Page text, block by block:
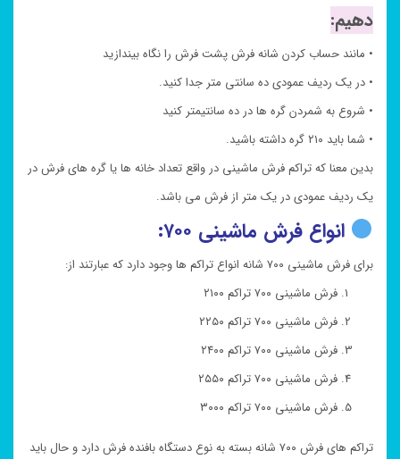
دهیم:
• مانند حساب کردن شانه فرش پشت فرش را نگاه بیندازید
• در یک ردیف عمودی ده سانتی متر جدا کنید.
• شروع به شمردن گره ها در ده سانتیمتر کنید
• شما باید ۲۱۰ گره داشته باشید.
بدین معنا که تراکم فرش ماشینی در واقع تعداد خانه ها یا گره های فرش در
یک ردیف عمودی در یک متر از فرش می باشد.
انواع فرش ماشینی ۷۰۰:
برای فرش ماشینی ۷۰۰ شانه انواع تراکم ها وجود دارد که عبارتند از:
فرش ماشینی ۷۰۰ تراکم ۲۱۰۰
فرش ماشینی ۷۰۰ تراکم ۲۲۵۰
فرش ماشینی ۷۰۰ تراکم ۲۴۰۰
فرش ماشینی ۷۰۰ تراکم ۲۵۵۰
فرش ماشینی ۷۰۰ تراکم ۳۰۰۰
تراکم های فرش ۷۰۰ شانه بسته به نوع دستگاه بافنده فرش دارد و حال باید